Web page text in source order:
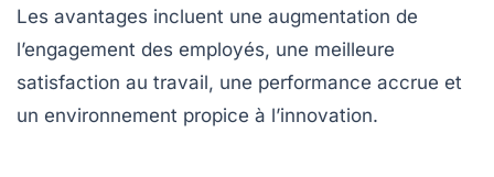
Les avantages incluent une augmentation de
l’engagement des employés, une meilleure
satisfaction au travail, une performance accrue et
un environnement propice à l’innovation.